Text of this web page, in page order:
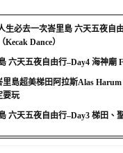
生必去一次峇里島 六天五夜自
（Kecak Dance）
六天五夜自由行–Day4 海神廟
里島超美梯田阿拉斯Alas
要玩
六天五夜自由行–Day3 梯田、